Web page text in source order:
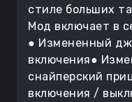
стиле больших
Мод включает в
● Измененный
включения●
снайперский
включения /